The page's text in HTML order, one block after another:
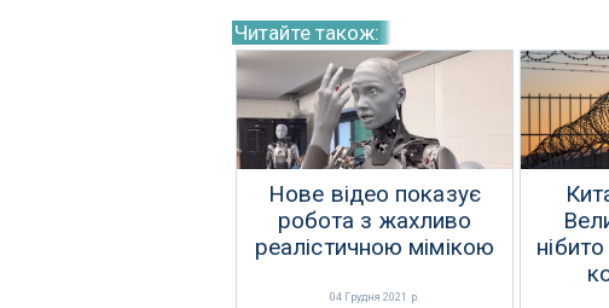
Читайте також:
Нове відео показує
робота з жахливо
реалістичною мімікою
04 Грудня 2021 р.